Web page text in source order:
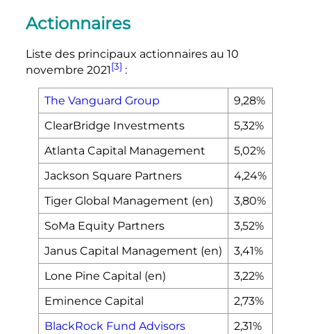
Actionnaires
Liste des principaux actionnaires au 10
novembre 2021[3] :
The Vanguard Group
9,28%
ClearBridge Investments
5,32%
Atlanta Capital Management
5,02%
Jackson Square Partners
4,24%
Tiger Global Management (en)
3,80%
SoMa Equity Partners
3,52%
Janus Capital Management (en)
3,41%
Lone Pine Capital (en)
3,22%
Eminence Capital
2,73%
BlackRock Fund Advisors
2,31%